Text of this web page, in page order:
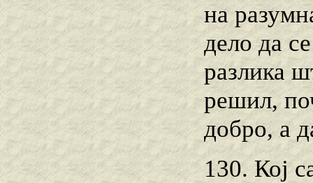
на
дело да
разлика
решил,
добро, а
130. Кој